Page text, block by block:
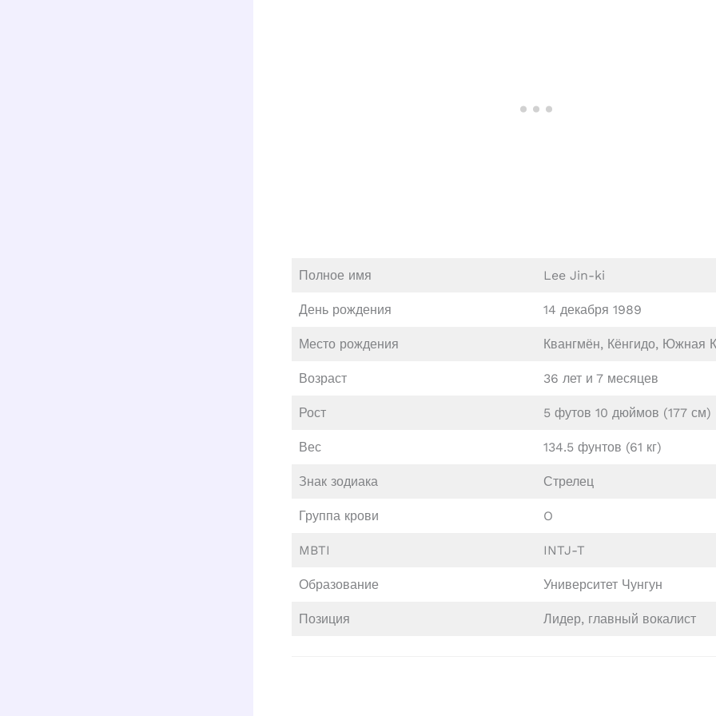
Полное имя Lee Jin-ki
День рождения 14 декабря 1989
Место рождения Квангмён, Кёнгидо, Южная
Возраст 36 лет и 7 месяцев
Рост 5 футов 10 дюймов (177 см)
Вес 134.5 фунтов (61 кг)
Знак зодиака Стрелец
Группа крови O
MBTI INTJ-T
Образование Университет Чунгун
Позиция Лидер, главный вокалист